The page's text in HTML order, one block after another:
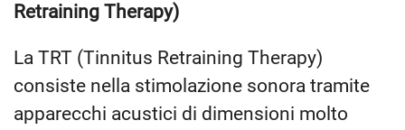
Retraining Therapy)
La TRT (Tinnitus Retraining Therapy)
consiste nella stimolazione sonora tramite
apparecchi acustici di dimensioni molto